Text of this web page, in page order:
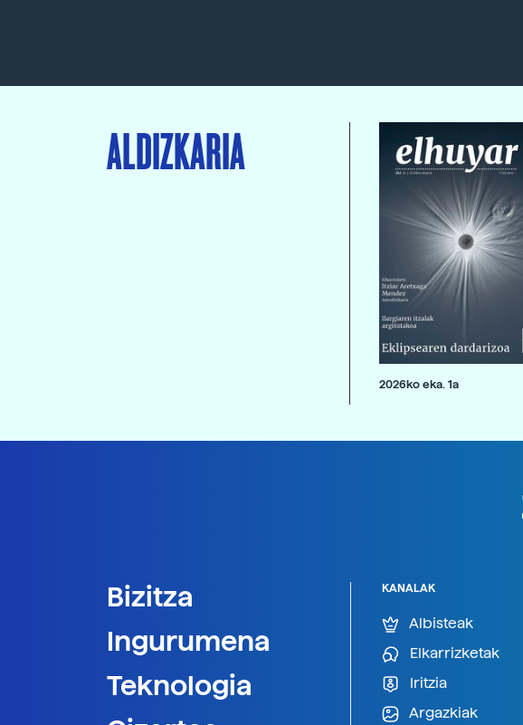
ALDIZKARIA
2026ko eka. 1a
Bizitza
Ingurumena
Teknologia
KANALAK
Albisteak
Elkarrizketak
Iritzia
Argazkiak